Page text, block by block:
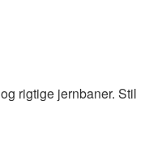
rigtige jernbaner. Stil